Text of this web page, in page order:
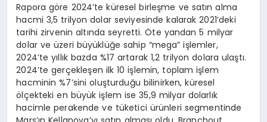
Rapora göre 2024’te küresel birleşme ve satın alma
hacmi 3,5 trilyon dolar seviyesinde kalarak 2021’deki
tarihi zirvenin altında seyretti. Öte yandan 5 milyar
dolar ve üzeri büyüklüğe sahip “mega” işlemler,
2024’te yıllık bazda %17 artarak 1,2 trilyon dolara ulaştı.
2024’te gerçekleşen ilk 10 işlemin, toplam işlem
hacminin %7’sini oluşturduğu bilinirken, küresel
ölçekteki en büyük işlem ise 35,9 milyar dolarlık
hacimle perakende ve tüketici ürünleri segmentinde